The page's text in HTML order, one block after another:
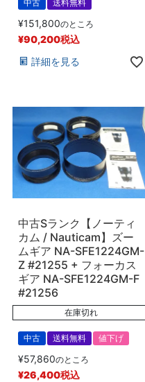
中古 送料無料
¥151,800のところ
¥90,200税込
詳細を見る
中古Sランク【ノーティ
カム / Nauticam】ズー
ムギア NA-SFE1224GM-
Z #21255 + フォーカス
ギア NA-SFE1224GM-F
#21256
在庫切れ
中古 送料無料 値下げ
¥57,860のところ
¥26,400税込